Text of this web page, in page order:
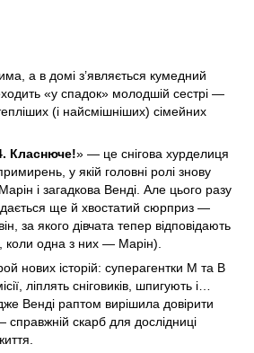
а в домі з’являється кумедний
«у спадок» молодшій сестрі —
(і найсмішніших) сімейних
Класнюче!» — це снігова хурделиця
у якій головні ролі знову
і загадкова Венді. Але цього разу
ще й хвостатий сюрприз —
за якого дівчата тепер відповідають
коли одна з них — Марін).
нових історій: суперагентки М та В
ліплять сніговиків, шпигують і…
Венді раптом вирішила довірити
скарб для дослідниці